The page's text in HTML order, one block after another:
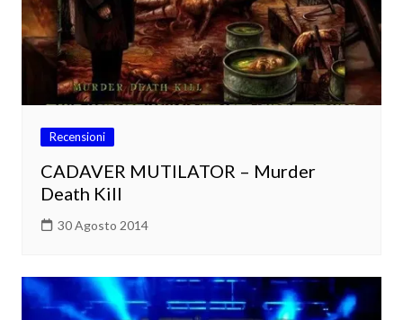
Recensioni
CADAVER MUTILATOR – Murder
Death Kill
30 Agosto 2014